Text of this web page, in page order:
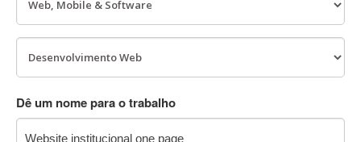
Dê um nome para o trabalho